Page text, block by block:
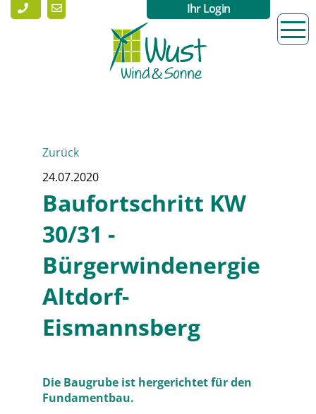
Ihr Login
Zurück
24.07.2020
Baufortschritt KW
30/31 -
Bürgerwindenergie
Altdorf-
Eismannsberg
Die Baugrube ist hergerichtet für den
Fundamentbau.